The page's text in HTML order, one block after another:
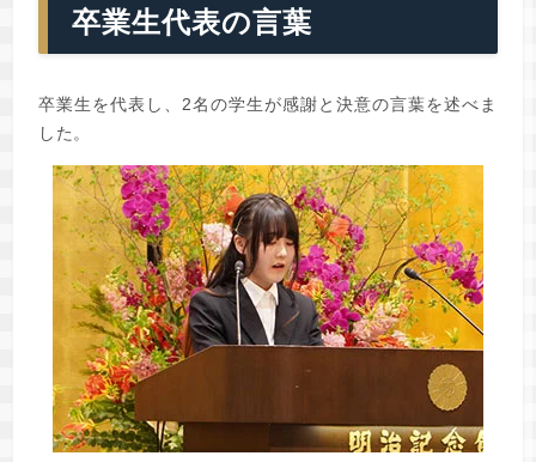
卒業生代表の言葉
卒業生を代表し、2名の学生が感謝と決意の言葉を述べま
した。